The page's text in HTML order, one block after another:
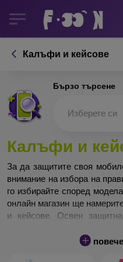
Калъфи и кейсове
Бързо търсене
Изберете си
Калъфи и
За да защитите своя
внимание на избора на
го избирайте според
онлайн магазин ще
и кейсове. Освен
Кейса за телефон може да